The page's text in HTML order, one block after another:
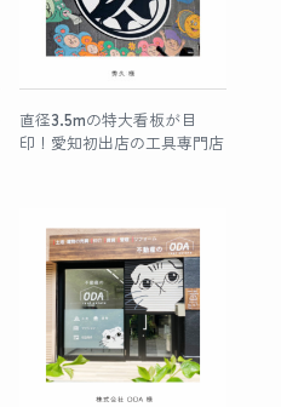
直径3.5mの特大看板が目
印！愛知初出店の工具専門店